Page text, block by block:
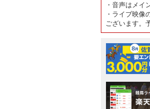
・音声はメイ
・ライブ映像
ございます。